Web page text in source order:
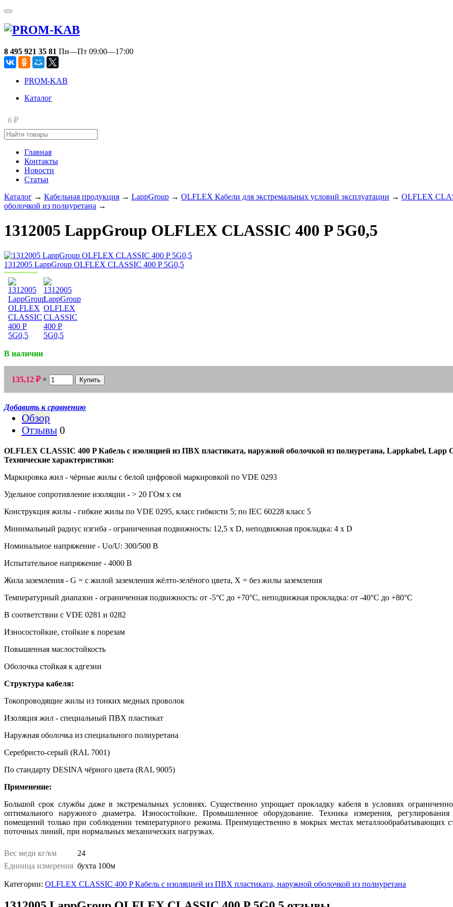
8 495 921 35 81 Пн—Пт 09:00—17:00
PROM-KAB
Каталог
0 ₽
Главная
Контакты
Новости
Статьи
Каталог → Кабельная продукция → LappGroup → OLFLEX Кабели для экстремальных условий эксплуатации → OLFLEX
оболочкой из полиуретана →
1312005 LappGroup OLFLEX CLASSIC 400 P 5G0,5
В наличии
135,12 ₽ ×
Добавить к сравнению
Обзор
Отзывы 0
OLFLEX CLASSIC 400 P Кабель с изоляцией из ПВХ пластиката, наружной оболочкой из полиуретана, Lappkabel, Lapp
Технические характеристики:
Маркировка жил - чёрные жилы с белой цифровой маркировкой по VDE 0293
Удельное сопротивление изоляции - > 20 ГОм х см
Конструкция жилы - гибкие жилы по VDE 0295, класс гибкости 5; по IEC 60228 класс 5
Минимальный радиус изгиба - ограниченная подвижность: 12,5 х D, неподвижная прокладка: 4 х D
Номинальное напряжение - Uo/U: 300/500 В
Испытательное напряжение - 4000 В
Жила заземления - G = с жилой заземления жёлто-зелёного цвета, X = без жилы заземления
Температурный диапазон - ограниченная подвижность: от -5°С до +70°С, неподвижная прокладка: от -40°С до +80°С
В соответствии с VDE 0281 и 0282
Износостойкие, стойкие к порезам
Повышенная маслостойкость
Оболочка стойкая к адгезии
Структура кабеля:
Токопроводящие жилы из тонких медных проволок
Изоляция жил - специальный ПВХ пластикат
Наружная оболочка из специального полиуретана
Серебристо-серый (RAL 7001)
По стандарту DESINA чёрного цвета (RAL 9005)
Применение:
Большой срок службы даже в экстремальных условиях. Существенно упрощает прокладку кабеля в условиях
оптимального наружного диаметра. Износостойкие. Промышленное оборудование. Техника измерения,
помещений только при соблюдении температурного режима. Преимущественно в мокрых местах металлообрабатывающих
поточных линий, при нормальных механических нагрузках.
Вес меди кг/км
24
Единица измерения бухта 100м
Категории: OLFLEX CLASSIC 400 P Кабель с изоляцией из ПВХ пластиката, наружной оболочкой из полиуретана